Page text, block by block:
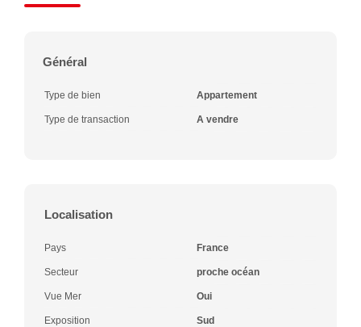
Général
Type de bien Appartement
Type de transaction A vendre
Localisation
Pays France
Secteur proche océan
Vue Mer Oui
Exposition Sud